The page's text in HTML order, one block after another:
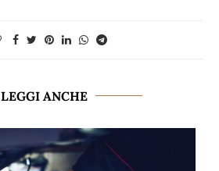
LEGGI ANCHE